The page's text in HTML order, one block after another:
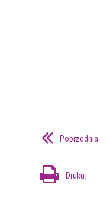
Poprzednia
Drukuj